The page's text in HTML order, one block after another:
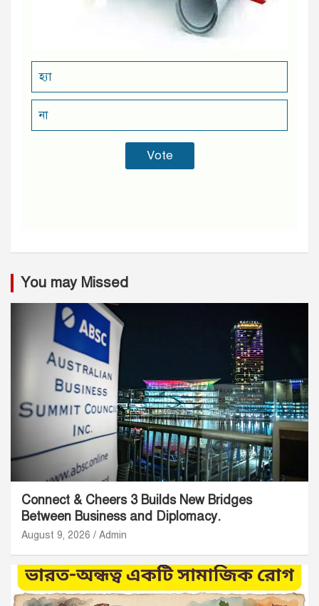
হ্যা
না
You may Missed
Connect & Cheers 3 Builds New Bridges
Between Business and Diplomacy.
August 9, 2026 Admin